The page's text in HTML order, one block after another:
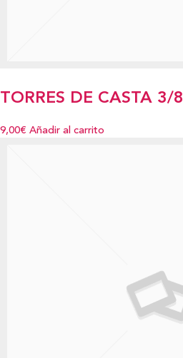
TORRES DE CASTA 3/8
9,00€ Añadir al carrito